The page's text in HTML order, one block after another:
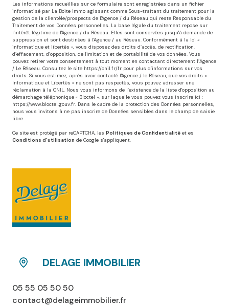
Les informations recueillies sur ce formulaire sont enregistrées dans un fichier
informatisé par La Boite Immo agissant comme Sous-traitant du traitement pour la
gestion de la clientèle/prospects de l'Agence / du Réseau qui reste Responsable du
Traitement de vos Données personnelles. La base légale du traitement repose sur
l'intérêt légitime de l'Agence / du Réseau. Elles sont conservées jusqu'à demande de
suppression et sont destinées à l'Agence / au Réseau. Conformément à la loi «
informatique et libertés », vous disposez des droits d’accès, de rectification,
d’effacement, d’opposition, de limitation et de portabilité de vos données. Vous
pouvez retirer votre consentement à tout moment en contactant directement l’Agence
/ Le Réseau. Consultez le site https://cnil.fr/fr pour plus d’informations sur vos
droits. Si vous estimez, après avoir contacté l'Agence / le Réseau, que vos droits «
Informatique et Libertés » ne sont pas respectés, vous pouvez adresser une
réclamation à la CNIL. Nous vous informons de l’existence de la liste d'opposition au
démarchage téléphonique « Bloctel », sur laquelle vous pouvez vous inscrire ici :
https://www.bloctel.gouv.fr. Dans le cadre de la protection des Données personnelles,
nous vous invitons à ne pas inscrire de Données sensibles dans le champ de saisie
libre.
Ce site est protégé par reCAPTCHA, les Politiques de Confidentialité et es
Conditions d'utilisation de Google s'appliquent.
DELAGE IMMOBILIER
05 55 05 50 50
contact@delageimmobilier.fr